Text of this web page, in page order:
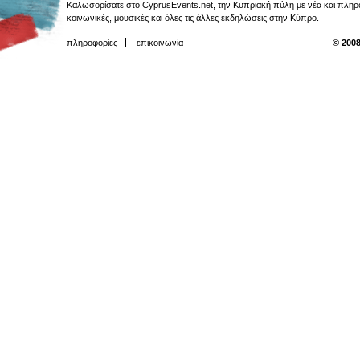
Καλωσορίσατε στο CyprusEvents.net, την Κυπριακή πύλη με νέα και
κοινωνικές, μουσικές και όλες τις άλλες εκδηλώσεις στην Κύπρο.
πληροφορίες επικοινωνία ©